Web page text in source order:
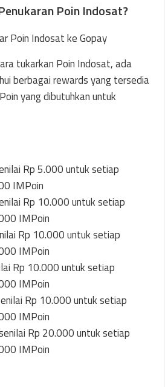
Poin Indosat?
tukarkan Poin Indosat, ada
berbagai rewards yang tersedia
yang dibutuhkan untuk
Rp 5.000 untuk setiap
IMPoin
Rp 10.000 untuk setiap
IMPoin
Rp 10.000 untuk setiap
IMPoin
Rp 10.000 untuk setiap
IMPoin
Rp 10.000 untuk setiap
IMPoin
Rp 20.000 untuk setiap
IMPoin